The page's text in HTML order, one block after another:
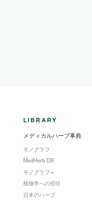
LIBRARY
メディカルハーブ事典
モノグラフ
MedHerb DB
モノグラフ＋
植物学への招待
日本のハーブ